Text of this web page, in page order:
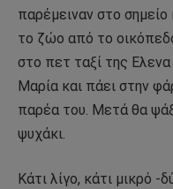
παρέμειναν στο
το ζώο από το
στο πετ ταξί της
Μαρία και πάει στην
παρέα του. Μετά θα
ψυχάκι.
Κάτι λίγο, κάτι μικρό